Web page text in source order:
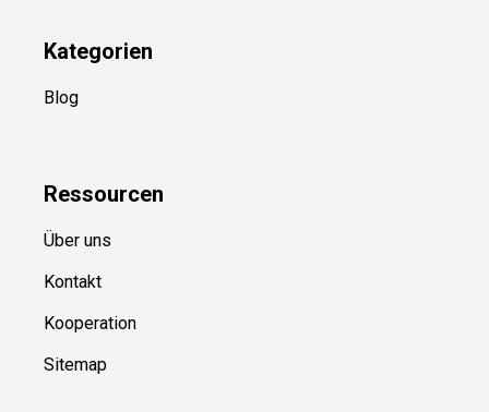
Kategorien
Blog
Ressourcen
Über uns
Kontakt
Kooperation
Sitemap